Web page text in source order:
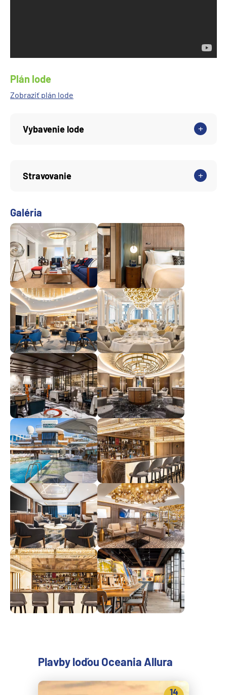
Plán lode
Zobraziť plán lode
Vybavenie lode
Stravovanie
Galéria
Plavby loďou Oceania Allura
14